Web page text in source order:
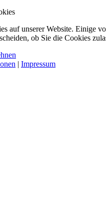
auf unserer Website. Einige
ob Sie die Cookies
| Impressum